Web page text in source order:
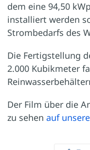
dem eine 94,50
installiert werden
Strombedarfs des
Die Fertigstellung
2.000 Kubikmeter
Der Film über die
zu sehen auf